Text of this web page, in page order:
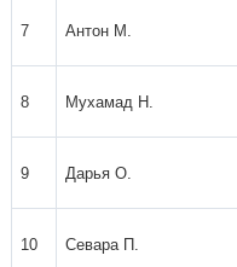
7 Антон М.
8 Мухамад Н.
9 Дарья О.
10 Севара П.